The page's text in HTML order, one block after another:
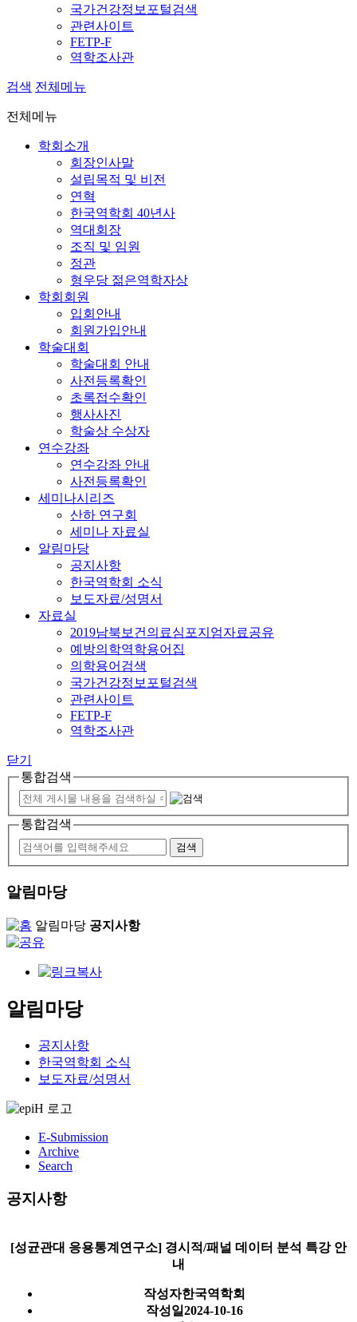
국가건강정보포털검색
관련사이트
FETP-F
역학조사관
검색 전체메뉴
전체메뉴
학회소개
회장인사말
설립목적 및 비전
연혁
한국역학회 40년사
역대회장
조직 및 임원
정관
형우당 젊은역학자상
학회회원
입회안내
회원가입안내
학술대회
학술대회 안내
사전등록확인
초록접수확인
행사사진
학술상 수상자
연수강좌
연수강좌 안내
사전등록확인
세미나시리즈
산하 연구회
세미나 자료실
알림마당
공지사항
한국역학회 소식
보도자료/성명서
자료실
2019남북보건의료심포지엄자료공유
예방의학역학용어집
의학용어검색
국가건강정보포털검색
관련사이트
FETP-F
역학조사관
닫기
통합검색
통합검색
알림마당
알림마당 공지사항
알림마당
공지사항
한국역학회 소식
보도자료/성명서
E-Submission
Archive
Search
공지사항
[성균관대 응용통계연구소] 경시적/패널 데이터 분석 특강 안
내
작성자한국역학회
작성일2024-10-16